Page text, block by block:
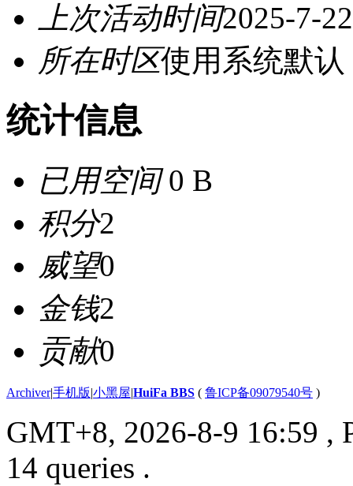
上次活动时间2025-7-
所在时区使用系统默认
统计信息
已用空间0 B
积分2
威望0
金钱2
贡献0
Archiver|手机版|小黑屋|HuiFa BBS ( 鲁ICP备09079540号 )
GMT+8, 2026-8-9 16:59 ,
14 queries .